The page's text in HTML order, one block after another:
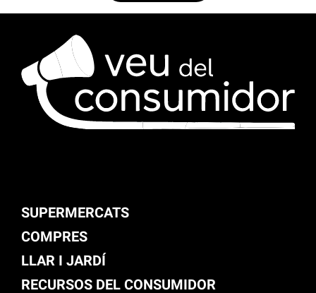
SUPERMERCATS
COMPRES
LLAR I JARDÍ
RECURSOS DEL CONSUMIDOR